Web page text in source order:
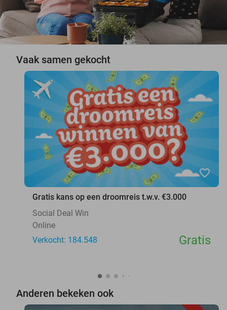
Vaak samen gekocht
favorite_border
Gratis kans op een droomreis t.w.v. €3.000
Social Deal Win
Online
Verkocht: 184.548
Gratis
Anderen bekeken ook